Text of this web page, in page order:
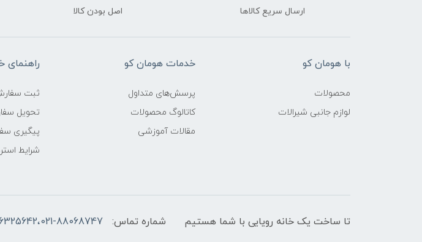
ارسال سریع کالاها اصل بودن کالا
با هومان کو
محصولات
لوازم جانبی شیرالات
خدمات هومان کو
پرسش‌های متداول
کاتالوگ محصولات
مقالات آموزشی
راهنمای
ثبت
تحویل
پیگیری
شرایط
تا ساخت یک خانه رویایی با شما هستیم شماره تماس: